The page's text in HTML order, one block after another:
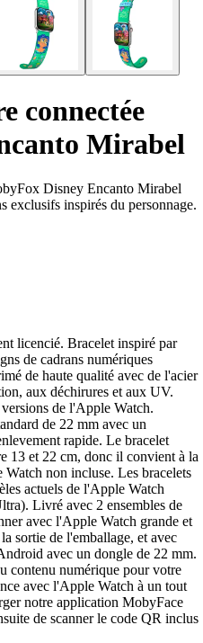
connectée
Mirabel
Disney Encanto Mirabel
exclusifs inspirés du personnage.
licencié. Bracelet inspiré par
de cadrans numériques
de haute qualité avec de l'acier
aux déchirures et aux UV.
de l'Apple Watch.
de 22 mm avec un
rapide. Le bracelet
13 et 22 cm, donc il convient à la
non incluse. Les bracelets
actuels de l'Apple Watch
Livré avec 2 ensembles de
avec l'Apple Watch grande et
sortie de l'emballage, et avec
avec un dongle de 22 mm.
contenu numérique pour votre
avec l'Apple Watch à un tout
notre application MobyFace
de scanner le code QR inclus